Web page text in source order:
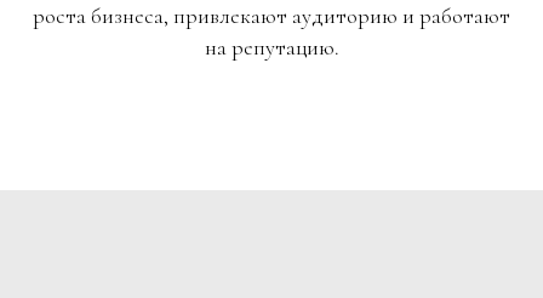
роста бизнеса, привлекают аудиторию и работают
на репутацию.